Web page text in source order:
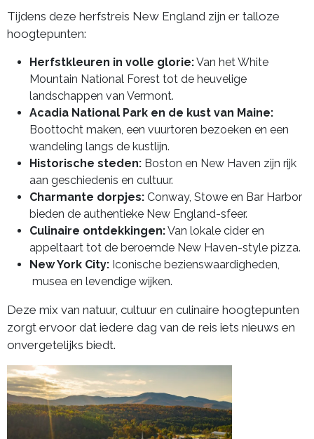
Tijdens deze herfstreis New England zijn er talloze
hoogtepunten:
Herfstkleuren in volle glorie:Van het White
Mountain National Forest tot de heuvelige
landschappen van Vermont.
Acadia National Park en de kust van Maine:
Boottocht maken, een vuurtoren bezoeken en een
wandeling langs de kustlijn.
Historische steden: Boston en New Haven zijn rijk
aan geschiedenis en cultuur.
Charmante dorpjes: Conway, Stowe en Bar Harbor
bieden de authentieke New England-sfeer.
Culinaire ontdekkingen:Van lokale cider en
appeltaart tot de beroemde New Haven-style pizza.
New York City: Iconische bezienswaardigheden,
musea en levendige wijken.
Deze mix van natuur, cultuur en culinaire hoogtepunten
zorgt ervoor dat iedere dag van de reis iets nieuws en
onvergetelijks biedt.